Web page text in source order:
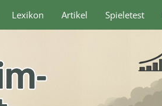
Lexikon Artikel Spieletest